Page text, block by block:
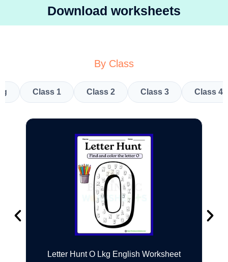
Download worksheets
By Class
Class 1 Class 2 Class 3 Class 4
Letter Hunt O Lkg English Worksheet